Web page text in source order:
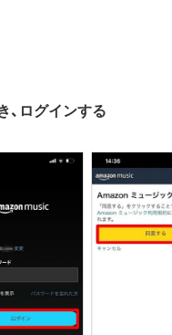
ログインする